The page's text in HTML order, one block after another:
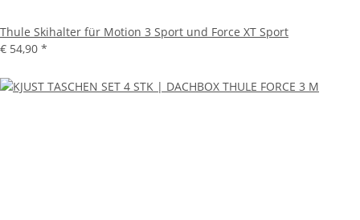
Thule Skihalter für Motion 3 Sport und Force XT Sport
€ 54,90 *